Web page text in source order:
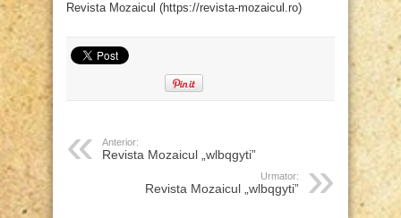
Revista Mozaicul (https://revista-mozaicul.ro)
Anterior:
Revista Mozaicul „wlbqgyti”
Urmator:
Revista Mozaicul „wlbqgyti”